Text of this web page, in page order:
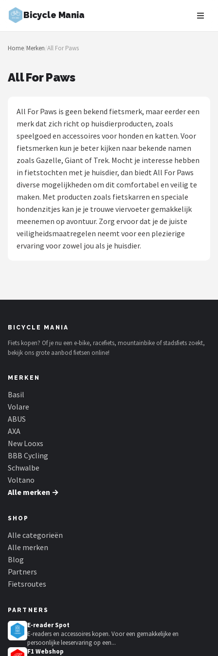
Bicycle Mania
Zoeken
NAVIGATIE
Blog
Fietsroutes
Kinderfietsen
Stadsfietsen
Elektrische fietsen
Mountainbikes
ABUS
New Looxs
BBB Cycling
Schwalbe
Voltano
Shimano
Alle merken →
Home/Merken/All For Paws
All For Paws
All For Paws is geen bekend fietsmerk, maar eerder een
merk dat zich richt op huisdierproducten, zoals
speelgoed en accessoires voor honden en katten. Voor
fietsmerken kun je beter kijken naar bekende namen
zoals Gazelle, Giant of Trek. Mocht je interesse hebben
in fietstochten met je huisdier, dan biedt All For Paws
diverse mogelijkheden om dit comfortabel en veilig te
maken. Met producten zoals fietskarren en speciale
hondenzitjes kan je je trouwe viervoeter gemakkelijk
meenemen op avontuur. Zorg ervoor dat je de juiste
veiligheidsmaatregelen neemt voor een plezierige
ervaring voor zowel jou als je huisdier.
BICYCLE MANIA
Fiets kopen? Of je nu een e-bike, racefiets, mountainbike of stadsfiets zoekt,
bekijk ons grote aanbod fietsen online!
MERKEN
Basil
Volare
ABUS
AXA
New Looxs
BBB Cycling
Schwalbe
Voltano
Alle merken →
SHOP
Alle categorieën
Alle merken
Blog
Partners
Fietsroutes
PARTNERS
E-reader Spot
E-readers en accessoires kopen. Voor een gemakkelijke en
persoonlijke leeservaring op een...
F1 Webshop